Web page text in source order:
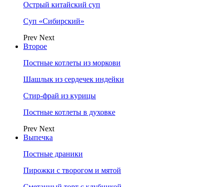
Острый китайский суп
Суп «Сибирский»
Prev Next
Второе
Постные котлеты из моркови
Шашлык из сердечек индейки
Стир-фрай из курицы
Постные котлеты в духовке
Prev Next
Выпечка
Постные драники
Пирожки с творогом и мятой